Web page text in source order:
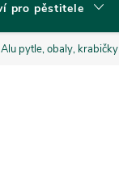
pro pěstitele
Alu pytle, obaly, krabičky